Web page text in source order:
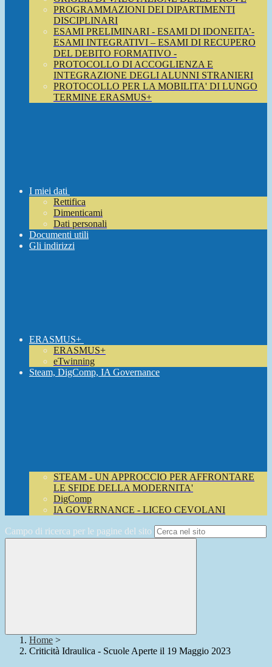
PROGRAMMAZIONI DEI DIPARTIMENTI
DISCIPLINARI
ESAMI PRELIMINARI - ESAMI DI IDONEITA’-
ESAMI INTEGRATIVI – ESAMI DI RECUPERO
DEL DEBITO FORMATIVO -
PROTOCOLLO DI ACCOGLIENZA E
INTEGRAZIONE DEGLI ALUNNI STRANIERI
PROTOCOLLO PER LA MOBILITA' DI LUNGO
TERMINE ERASMUS+
I miei dati
Rettifica
Dimenticami
Dati personali
Documenti utili
Gli indirizzi
ERASMUS+
ERASMUS+
eTwinning
Steam, DigComp, IA Governance
STEAM - UN APPROCCIO PER AFFRONTARE
LE SFIDE DELLA MODERNITA'
DigComp
IA GOVERNANCE - LICEO CEVOLANI
Campo di ricerca per le pagine del sito
Home >
Criticità Idraulica - Scuole Aperte il 19 Maggio 2023